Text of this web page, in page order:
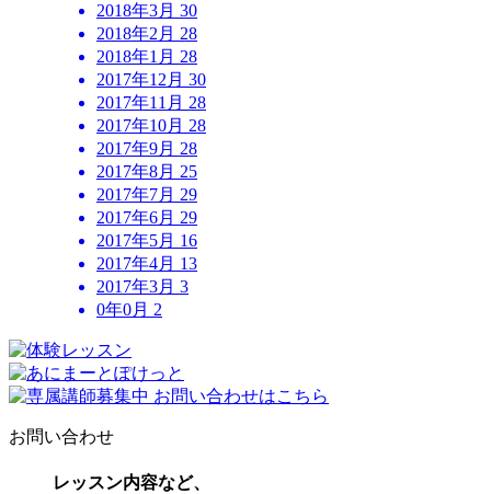
2018年3月 30
2018年2月 28
2018年1月 28
2017年12月 30
2017年11月 28
2017年10月 28
2017年9月 28
2017年8月 25
2017年7月 29
2017年6月 29
2017年5月 16
2017年4月 13
2017年3月 3
0年0月 2
お問い合わせ
レッスン内容など、